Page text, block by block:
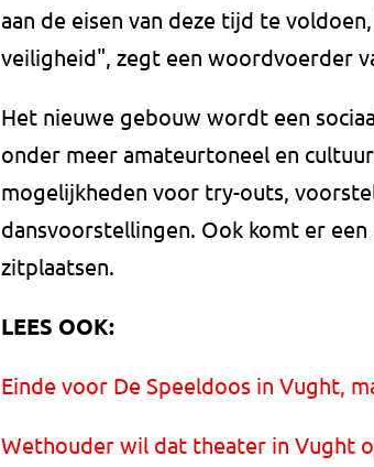
aan de eisen van deze tijd te
veiligheid", zegt een woordvoerder
Het nieuwe gebouw wordt een
onder meer amateurtoneel en
mogelijkheden voor try-outs,
dansvoorstellingen. Ook komt er
zitplaatsen.
LEES OOK:
Einde voor De Speeldoos in Vught,
Wethouder wil dat theater in Vught